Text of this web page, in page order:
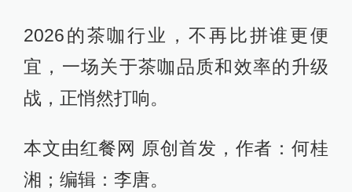
2026的茶咖行业，不再比拼谁更便
宜，一场关于茶咖品质和效率的升级
战，正悄然打响。
本文由红餐网 原创首发，作者：何桂
湘；编辑：李唐。